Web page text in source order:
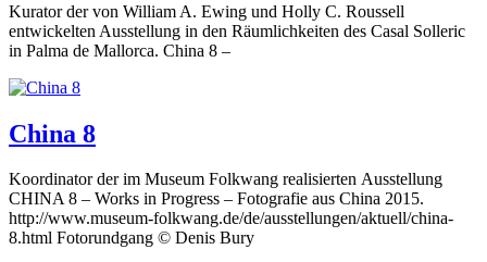
Kurator der von William A. Ewing und Holly C. Roussell
entwickelten Ausstellung in den Räumlichkeiten des Casal Solleric
in Palma de Mallorca. China 8 –
China 8
Koordinator der im Museum Folkwang realisierten Ausstellung
CHINA 8 – Works in Progress – Fotografie aus China 2015.
http://www.museum-folkwang.de/de/ausstellungen/aktuell/china-
8.html Fotorundgang © Denis Bury